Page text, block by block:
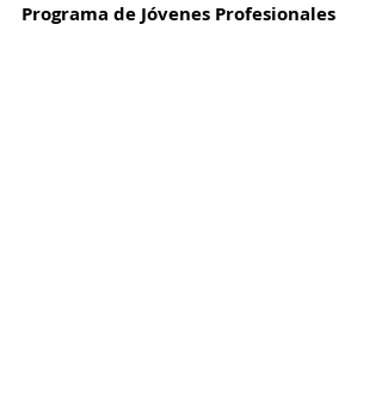
Programa de Jóvenes Profesionales